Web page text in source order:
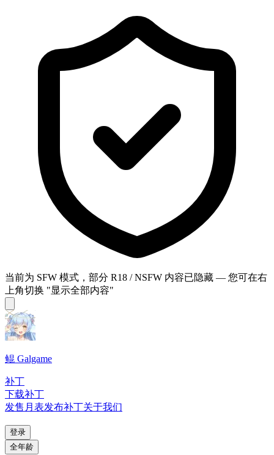
当前为 SFW 模式，部分 R18 / NSFW 内容已隐藏 — 您可在右
上角切换 "显示全部内容"
鲲 Galgame
补丁
下载补丁
发售月表发布补丁关于我们
登录
全年龄